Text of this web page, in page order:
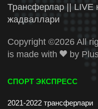
Трансферлар || LIVE
жадваллари
Copyright ©2026 All
is made with
by
СПОРТ ЭКСПРЕСС
2021-2022 трансферлари